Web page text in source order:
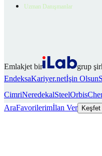
Uzman Danışmanlar
Emlakjet bir
grup
EndeksaKariyer.netİşin Olsun
CimriNeredekalSteelOrbis
AraFavorilerimİlan Ver Keşfet